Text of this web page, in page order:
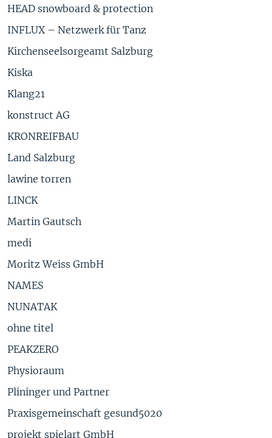
HEAD snowboard & protection
INFLUX – Netzwerk für Tanz
Kirchenseelsorgeamt Salzburg
Kiska
Klang21
konstruct AG
KRONREIFBAU
Land Salzburg
lawine torren
LINCK
Martin Gautsch
medi
Moritz Weiss GmbH
NAMES
NUNATAK
ohne titel
PEAKZERO
Physioraum
Plininger und Partner
Praxisgemeinschaft gesund5020
projekt spielart GmbH